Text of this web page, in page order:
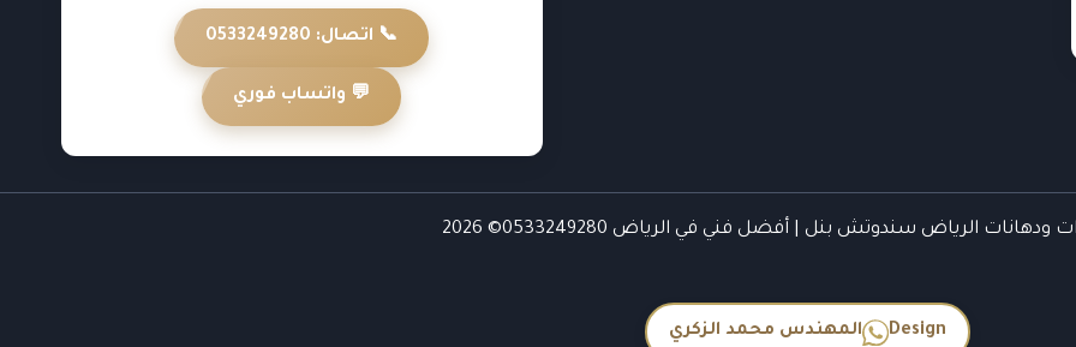
📞 اتصال: 0533249280
💬 واتساب فوري
الرياض سندوتش بنل | أفضل فني في الرياض 0533249280© 2026
Design المهندس محمد الزكري